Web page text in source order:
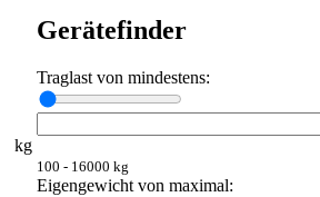
Gerätefinder
Traglast von mindestens:
kg
100 - 16000 kg
Eigengewicht von maximal: